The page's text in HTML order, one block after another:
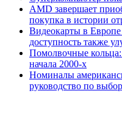
AMD завершает
покупка в истории
Видеокарты в
доступность также
Помолвочные кольца:
начала 2000-х
Номиналы
руководство по